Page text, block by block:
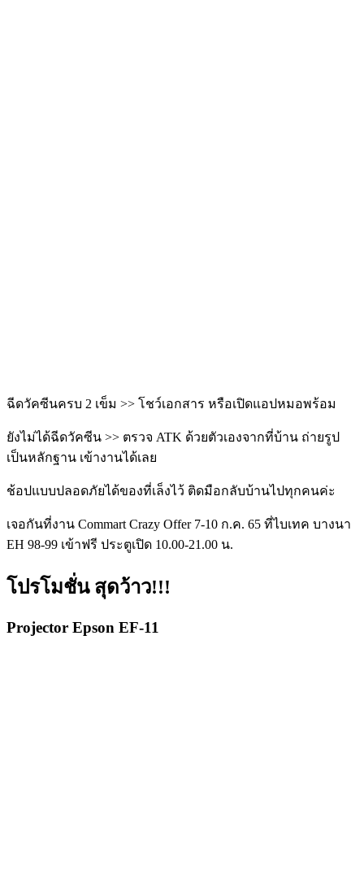
ฉีดวัคซีนครบ 2 เข็ม >> โชว์เอกสาร หรือเปิดแอปหมอพร้อม
ยังไม่ได้ฉีดวัคซีน >> ตรวจ ATK ด้วยตัวเองจากที่บ้าน ถ่ายรูป
เป็นหลักฐาน เข้างานได้เลย
ช้อปแบบปลอดภัยได้ของที่เล็งไว้ ติดมือกลับบ้านไปทุกคนค่ะ
เจอกันที่งาน Commart Crazy Offer 7-10 ก.ค. 65 ที่ไบเทค บางนา
EH 98-99 เข้าฟรี ประตูเปิด 10.00-21.00 น.
โปรโมชั่น สุดว้าว!!!
Projector Epson EF-11